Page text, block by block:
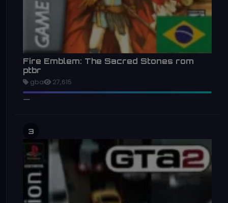
Fire Emblem: The Sacred Stones rom
ptbr
gba 27,615
3